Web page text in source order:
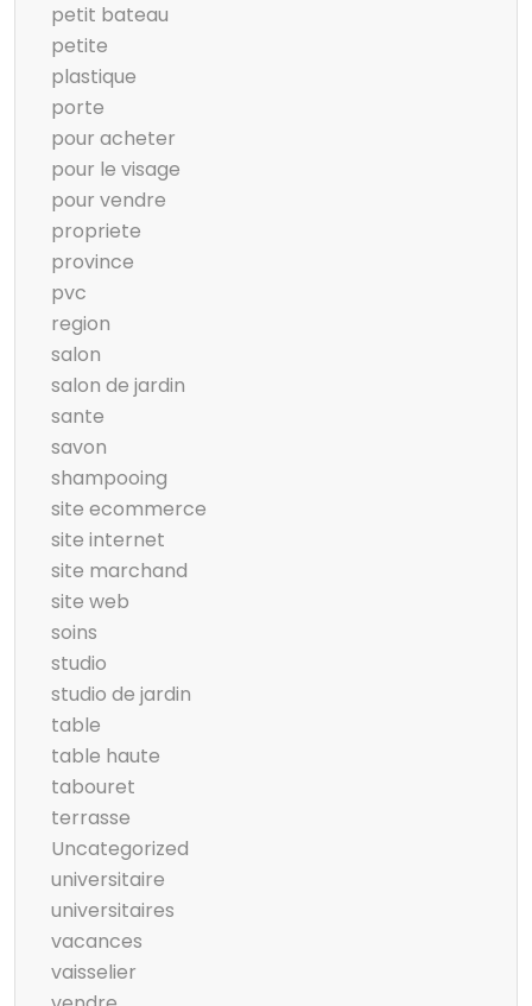
petit bateau
petite
plastique
porte
pour acheter
pour le visage
pour vendre
propriete
province
pvc
region
salon
salon de jardin
sante
savon
shampooing
site ecommerce
site internet
site marchand
site web
soins
studio
studio de jardin
table
table haute
tabouret
terrasse
Uncategorized
universitaire
universitaires
vacances
vaisselier